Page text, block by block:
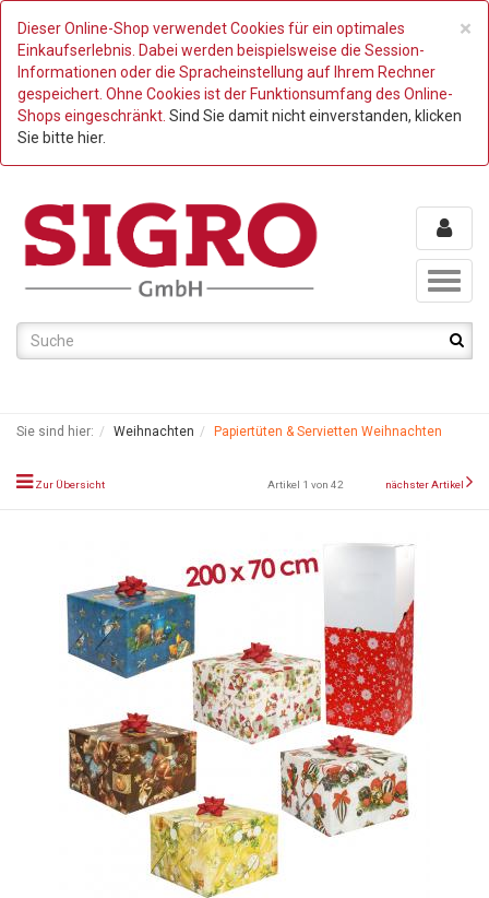
×
Dieser Online-Shop verwendet Cookies für ein optimales
Einkaufserlebnis. Dabei werden beispielsweise die Session-
Informationen oder die Spracheinstellung auf Ihrem Rechner
gespeichert. Ohne Cookies ist der Funktionsumfang des Online-
Shops eingeschränkt. Sind Sie damit nicht einverstanden, klicken
Sie bitte hier.
Toggle
Sie sind hier: Weihnachten Papiertüten & Servietten Weihnachten
Zur Übersicht Artikel 1 von 42 nächster Artikel